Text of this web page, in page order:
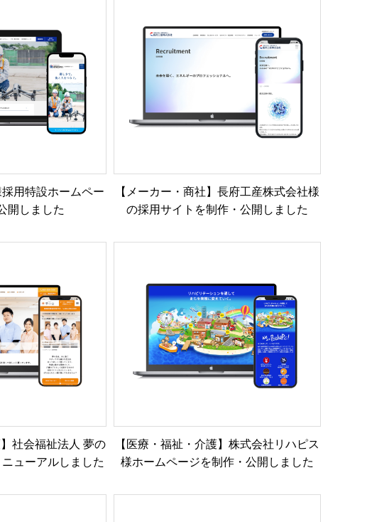
採用特設ホームペー
開しました
【メーカー・商社】長府工産株式会社様
の採用サイトを制作・公開しました
社会福祉法人 夢の
ューアルしました
【医療・福祉・介護】株式会社リハピス
様ホームページを制作・公開しました